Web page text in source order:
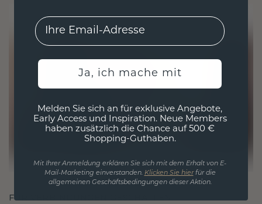
FÜR VERBINDUNGEN GESCHAFFEN
EMail
Ja, ich mache mit
Melden Sie sich an für exklusive Angebote,
Early Access und Inspiration. Neue Members
haben zusätzlich die Chance auf 500 €
Shopping-Guthaben.
Mit Ihrer Anmeldung erklären Sie sich mit dem Erhalt von E-
Mail-Marketing einverstanden. Klicken Sie hierfür die
allgemeinen Geschäftsbedingungen dieser Aktion.